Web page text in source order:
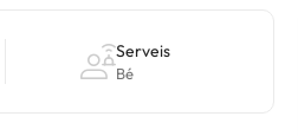
Serveis
Bé